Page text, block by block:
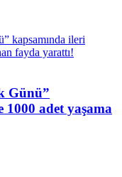
Günü”
1000 adet yaşama